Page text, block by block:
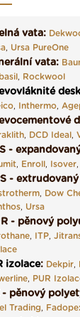
ETICS a
v kostce ›
ji
vata:
, Ursa PureOne
vata:
, Rockwool
, Inthermo,
, DCD Ideal,
-
, Enroll, Isover,
-
, Dow
, Ursa
- pěnový
, ITP,
izolace: Dekpir,
, PUR
- pěnový
Trading,